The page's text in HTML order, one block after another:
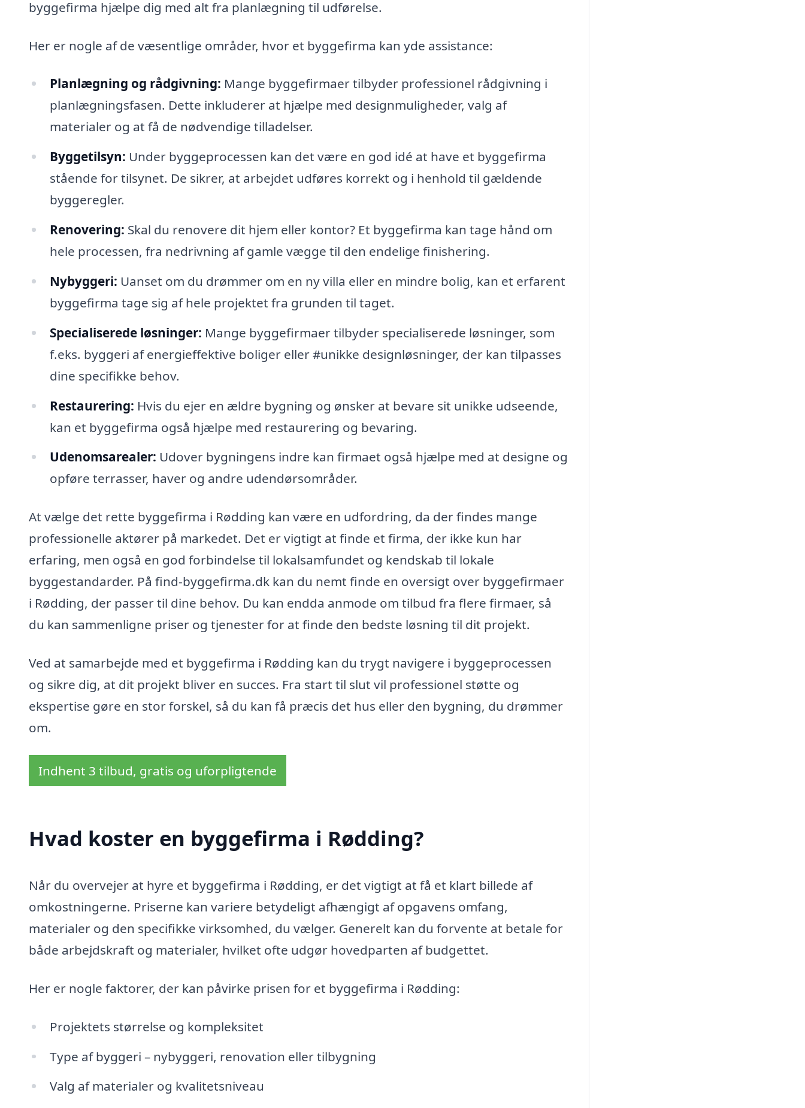
byggefirma hjælpe dig med alt fra planlægning til udførelse.
Her er nogle af de væsentlige områder, hvor et byggefirma kan yde assistance:
Planlægning og rådgivning: Mange byggefirmaer tilbyder professionel rådgivning i
planlægningsfasen. Dette inkluderer at hjælpe med designmuligheder, valg af
materialer og at få de nødvendige tilladelser.
Byggetilsyn: Under byggeprocessen kan det være en god idé at have et byggefirma
stående for tilsynet. De sikrer, at arbejdet udføres korrekt og i henhold til gældende
byggeregler.
Renovering: Skal du renovere dit hjem eller kontor? Et byggefirma kan tage hånd om
hele processen, fra nedrivning af gamle vægge til den endelige finishering.
Nybyggeri: Uanset om du drømmer om en ny villa eller en mindre bolig, kan et erfarent
byggefirma tage sig af hele projektet fra grunden til taget.
Specialiserede løsninger: Mange byggefirmaer tilbyder specialiserede løsninger, som
f.eks. byggeri af energieffektive boliger eller #unikke designløsninger, der kan tilpasses
dine specifikke behov.
Restaurering: Hvis du ejer en ældre bygning og ønsker at bevare sit unikke udseende,
kan et byggefirma også hjælpe med restaurering og bevaring.
Udenomsarealer: Udover bygningens indre kan firmaet også hjælpe med at designe og
opføre terrasser, haver og andre udendørsområder.
At vælge det rette byggefirma i Rødding kan være en udfordring, da der findes mange
professionelle aktører på markedet. Det er vigtigt at finde et firma, der ikke kun har
erfaring, men også en god forbindelse til lokalsamfundet og kendskab til lokale
byggestandarder. På find-byggefirma.dk kan du nemt finde en oversigt over byggefirmaer
i Rødding, der passer til dine behov. Du kan endda anmode om tilbud fra flere firmaer, så
du kan sammenligne priser og tjenester for at finde den bedste løsning til dit projekt.
Ved at samarbejde med et byggefirma i Rødding kan du trygt navigere i byggeprocessen
og sikre dig, at dit projekt bliver en succes. Fra start til slut vil professionel støtte og
ekspertise gøre en stor forskel, så du kan få præcis det hus eller den bygning, du drømmer
om.
Indhent 3 tilbud, gratis og uforpligtende
Hvad koster en byggefirma i Rødding?
Når du overvejer at hyre et byggefirma i Rødding, er det vigtigt at få et klart billede af
omkostningerne. Priserne kan variere betydeligt afhængigt af opgavens omfang,
materialer og den specifikke virksomhed, du vælger. Generelt kan du forvente at betale for
både arbejdskraft og materialer, hvilket ofte udgør hovedparten af budgettet.
Her er nogle faktorer, der kan påvirke prisen for et byggefirma i Rødding:
Projektets størrelse og kompleksitet
Type af byggeri – nybyggeri, renovation eller tilbygning
Valg af materialer og kvalitetsniveau